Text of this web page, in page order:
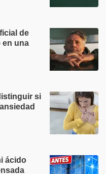
de
en una
si
ácido